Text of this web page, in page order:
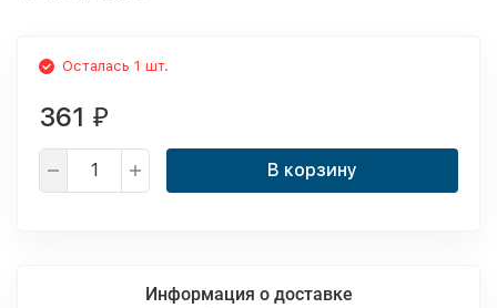
Осталась 1 шт.
361 ₽
В корзину
Информация о доставке